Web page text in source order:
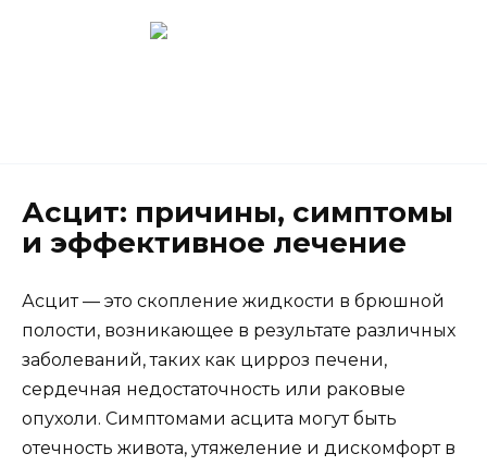
Асцит: причины, симптомы
и эффективное лечение
Асцит — это скопление жидкости в брюшной
полости, возникающее в результате различных
заболеваний, таких как цирроз печени,
сердечная недостаточность или раковые
опухоли. Симптомами асцита могут быть
отечность живота, утяжеление и дискомфорт в